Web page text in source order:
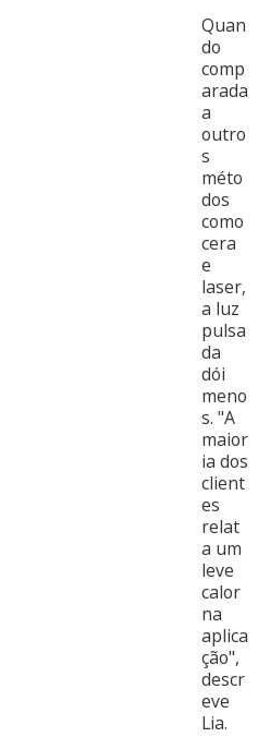
Quan
do
comp
arada
a
outro
s
méto
dos
como
cera
e
laser,
a luz
pulsa
da
dói
meno
s. "A
maior
ia dos
client
es
relat
a um
leve
calor
na
aplica
ção",
descr
eve
Lia.